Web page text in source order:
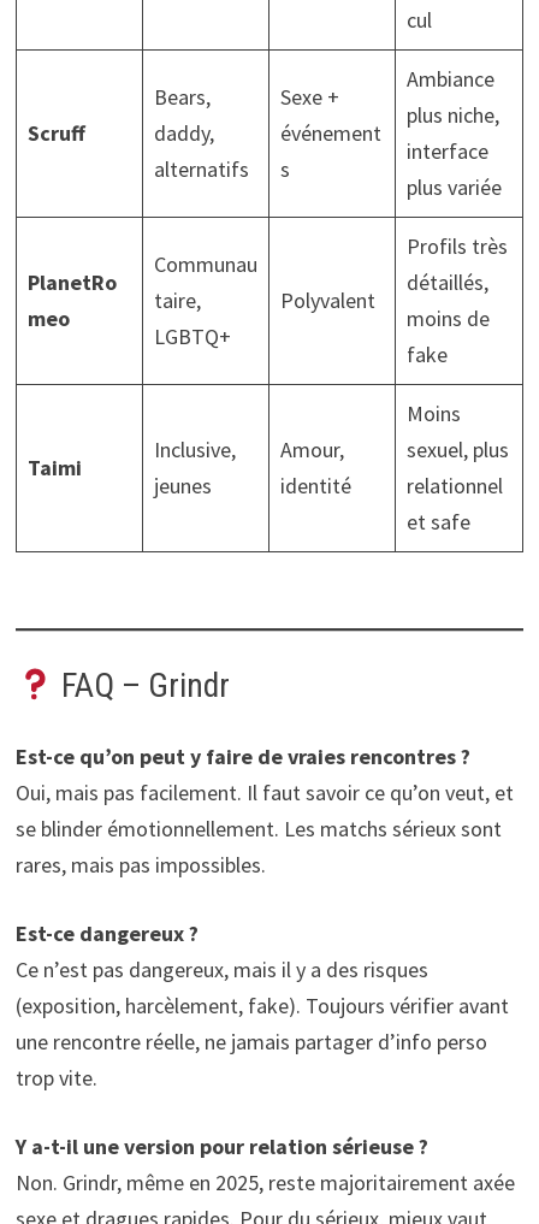
cul
Scruff
Bears,
daddy,
alternatifs
Sexe +
événement
s
Ambiance
plus niche,
interface
plus variée
PlanetRo
meo
Communau
taire,
LGBTQ+
Polyvalent
Profils très
détaillés,
moins de
fake
Taimi
Inclusive,
jeunes
Amour,
identité
Moins
sexuel, plus
relationnel
et safe
FAQ – Grindr
Est-ce qu’on peut y faire de vraies rencontres ?
Oui, mais pas facilement. Il faut savoir ce qu’on veut, et
se blinder émotionnellement. Les matchs sérieux sont
rares, mais pas impossibles.
Est-ce dangereux ?
Ce n’est pas dangereux, mais il y a des risques
(exposition, harcèlement, fake). Toujours vérifier avant
une rencontre réelle, ne jamais partager d’info perso
trop vite.
Y a-t-il une version pour relation sérieuse ?
Non. Grindr, même en 2025, reste majoritairement axée